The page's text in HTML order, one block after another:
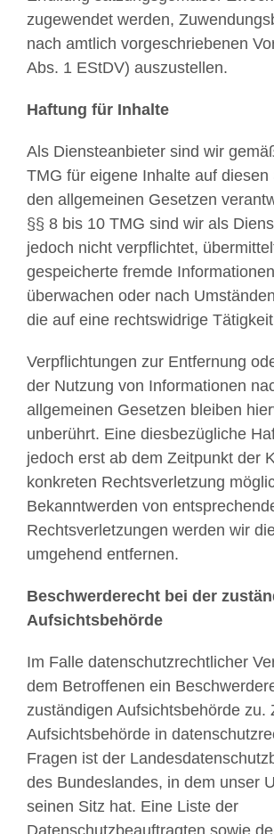
zugewendet werden,
nach amtlich vorgeschriebenen
Abs. 1 EStDV) auszustellen.
Haftung für Inhalte
Als Diensteanbieter sind wir
TMG für eigene Inhalte auf diesen
den allgemeinen Gesetzen
§§ 8 bis 10 TMG sind wir als
jedoch nicht verpflichtet,
gespeicherte fremde
überwachen oder nach
die auf eine rechtswidrige
Verpflichtungen zur Entfernung
der Nutzung von Informationen
allgemeinen Gesetzen bleiben
unberührt. Eine diesbezügliche
jedoch erst ab dem Zeitpunkt der
konkreten Rechtsverletzung
Bekanntwerden von
Rechtsverletzungen werden wir
umgehend entfernen.
Beschwerderecht bei der
Aufsichtsbehörde
Im Falle datenschutzrechtlicher
dem Betroffenen ein
zuständigen Aufsichtsbehörde zu.
Aufsichtsbehörde in
Fragen ist der
des Bundeslandes, in dem unser
seinen Sitz hat. Eine Liste der
Datenschutzbeauftragten sowie